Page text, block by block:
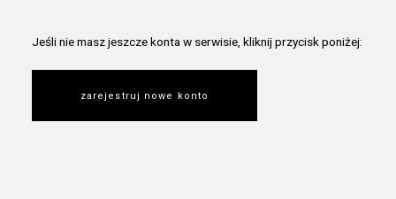
Jeśli nie masz jeszcze konta w serwisie, kliknij przycisk poniżej:
zarejestruj nowe konto